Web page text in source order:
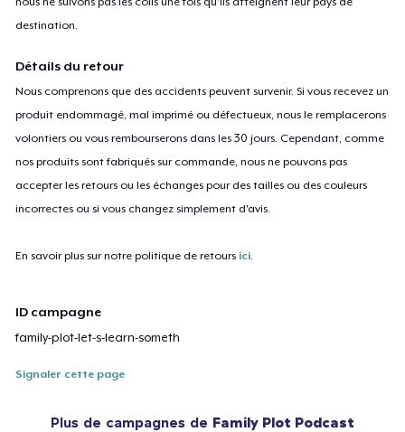
destination.
Détails du retour
Nous comprenons que des accidents peuvent survenir. Si vous recevez un
produit endommagé, mal imprimé ou défectueux, nous le remplacerons
volontiers ou vous rembourserons dans les 30 jours. Cependant, comme
nos produits sont fabriqués sur commande, nous ne pouvons pas
accepter les retours ou les échanges pour des tailles ou des couleurs
incorrectes ou si vous changez simplement d'avis.
En savoir plus sur notre politique de retours ici.
ID campagne
family-plot-let-s-learn-someth
Signaler cette page
Plus de campagnes de Family Plot Podcast